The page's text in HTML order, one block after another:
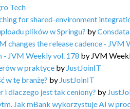
Tech
for shared-environment
plików w Springu? byConsdata
changes the release cadence - JVM
- JVM Weekly vol. 178 by JVM
w praktyce by JustJoinIT
w tę branżę? by JustJoinIT
i dlaczego jest tak ceniony? by
Jak mBank wykorzystuje AI w